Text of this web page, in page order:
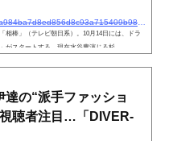
棒」（テレビ朝日系）。10月14日には、ドラ
がスタートする。現在水谷豊演じる杉
の“派手ファッショ
聴者注目…「DIVER-